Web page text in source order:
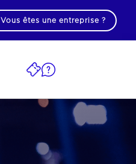
Vous êtes une entreprise ?